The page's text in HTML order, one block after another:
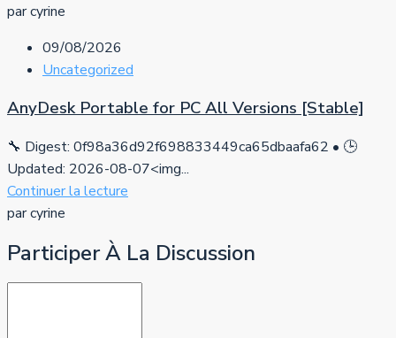
par cyrine
09/08/2026
Uncategorized
AnyDesk Portable for PC All Versions [Stable]
🔧 Digest: 0f98a36d92f698833449ca65dbaafa62 • 🕒
Updated: 2026-08-07<img...
Continuer la lecture
par cyrine
Participer À La Discussion